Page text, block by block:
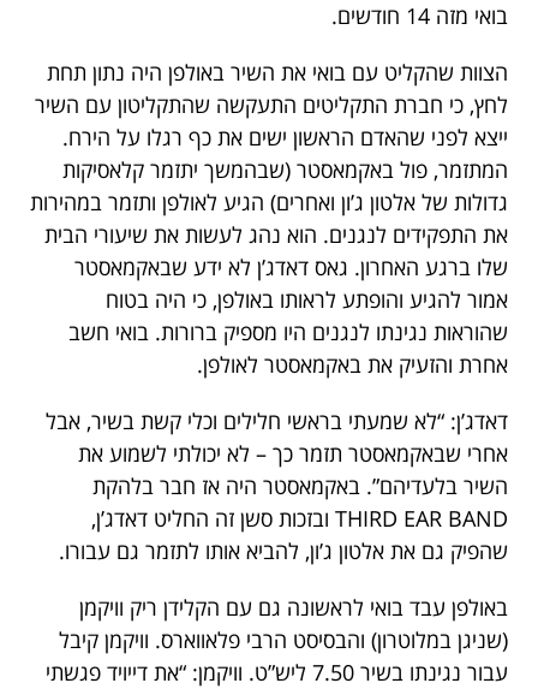
בואי מזה 14 חודשים.
הצוות שהקליט עם בואי את השיר באולפן היה נתון תחת
לחץ, כי חברת התקליטים התעקשה שהתקליטון עם השיר
ייצא לפני שהאדם הראשון ישים את כף רגלו על הירח.
המתזמר, פול באקמאסטר (שבהמשך יתזמר קלאסיקות
גדולות של אלטון ג’ון ואחרים) הגיע לאולפן ותזמר במהירות
את התפקידים לנגנים. הוא נהג לעשות את שיעורי הבית
שלו ברגע האחרון. גאס דאדג’ן לא ידע שבאקמאסטר
אמור להגיע והופתע לראותו באולפן, כי היה בטוח
שהוראות נגינתו לנגנים היו מספיק ברורות. בואי חשב
אחרת והזעיק את באקמאסטר לאולפן.
דאדג’ן: “לא שמעתי בראשי חלילים וכלי קשת בשיר, אבל
אחרי שבאקמאסטר תזמר כך – לא יכולתי לשמוע את
השיר בלעדיהם”. באקמאסטר היה אז חבר בלהקת
THIRD EAR BAND ובזכות סשן זה החליט דאדג’ן,
שהפיק גם את אלטון ג’ון, להביא אותו לתזמר גם עבורו.
באולפן עבד בואי לראשונה גם עם הקלידן ריק וויקמן
(שניגן במלוטרון) והבסיסט הרבי פלאווארס. וויקמן קיבל
עבור נגינתו בשיר 7.50 ליש”ט. וויקמן: “את דייויד פגשתי